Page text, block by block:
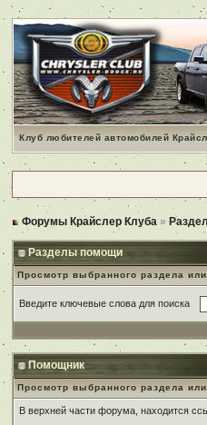
Клуб любителей автомобилей
Форумы Крайслер Клуба »
Разделы помощи
Просмотр выбранного раздела
Введите ключевые слова для поиска
Помощник
Просмотр выбранного раздела
В верхней части форума, находится